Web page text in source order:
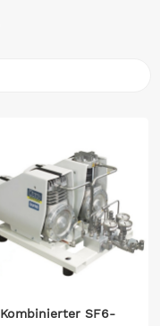
Kombinierter SF6-